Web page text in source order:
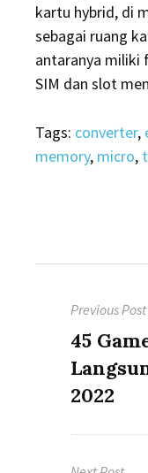
kartu hybrid, di
sebagai ruang
antaranya miliki
SIM dan slot
Tags: converter,
memory, micro,
Previous Post
Previous
post:
45
2022